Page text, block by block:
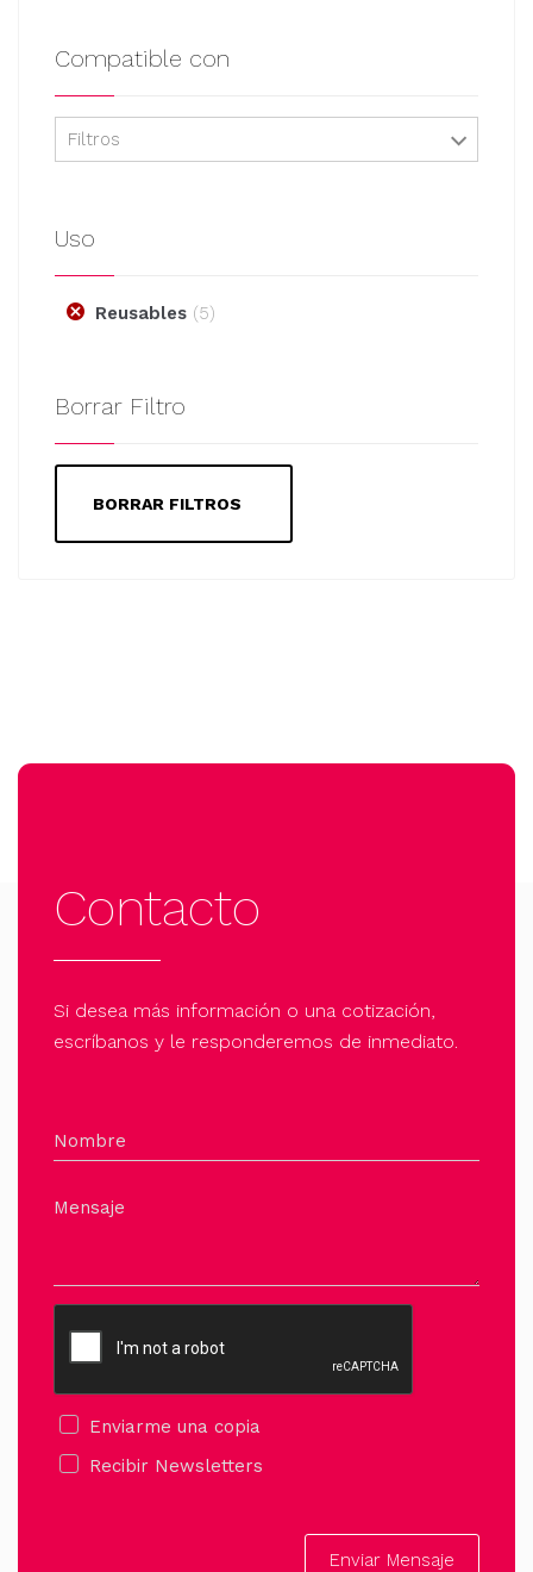
Compatible con
Filtros
Uso
Reusables 5
Borrar Filtro
BORRAR FILTROS
Contacto
Si desea más información o una cotización,
escríbanos y le responderemos de inmediato.
Nombre
Mensaje
Enviarme una copia
Recibir Newsletters
Enviar Mensaje